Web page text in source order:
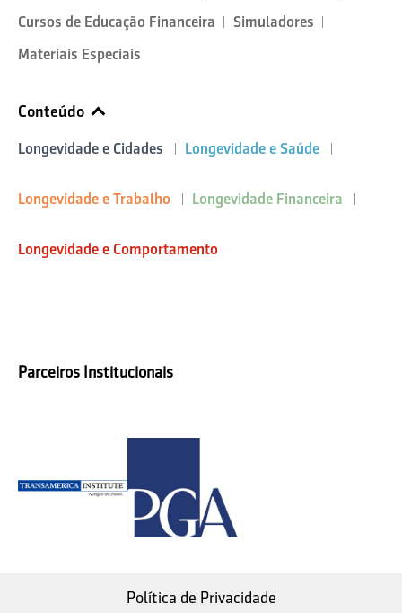
Cursos de Educação Financeira
Simuladores
Materiais Especiais
Conteúdo
Longevidade e Cidades Longevidade e Saúde
Longevidade e Trabalho Longevidade Financeira
Longevidade e Comportamento
Parceiros Institucionais
Política de Privacidade